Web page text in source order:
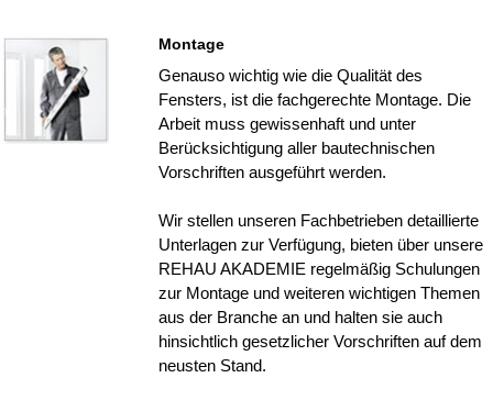
Montage
Genauso wichtig wie die Qualität des
Fensters, ist die fachgerechte Montage. Die
Arbeit muss gewissenhaft und unter
Berücksichtigung aller bautechnischen
Vorschriften ausgeführt werden.
Wir stellen unseren Fachbetrieben detaillierte
Unterlagen zur Verfügung, bieten über unsere
REHAU AKADEMIE regelmäßig Schulungen
zur Montage und weiteren wichtigen Themen
aus der Branche an und halten sie auch
hinsichtlich gesetzlicher Vorschriften auf dem
neusten Stand.